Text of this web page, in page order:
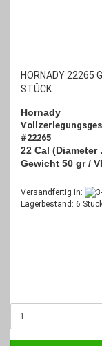
HORNADY 22265
STÜCK
Hornady
#22265
22 Cal (Diameter
Gewicht 50 gr /
Versandfertig in:
Lagerbestand: 6